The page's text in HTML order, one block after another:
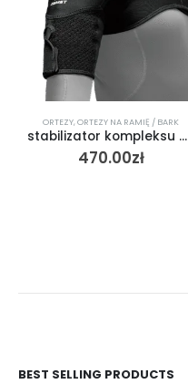
ORTEZY,ORTEZY NA RAMIĘ / BARK
stabilizator kompleksu barkowego / SHOULDER WRAP
470.00zł
BEST SELLING PRODUCTS